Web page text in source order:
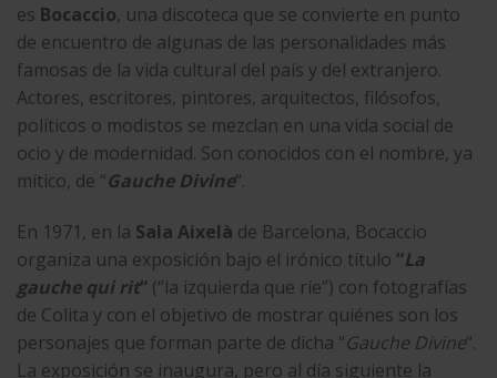
es Bocaccio, una discoteca que se convierte en punto
de encuentro de algunas de las personalidades más
famosas de la vida cultural del país y del extranjero.
Actores, escritores, pintores, arquitectos, filósofos,
políticos o modistos se mezclan en una vida social de
ocio y de modernidad. Son conocidos con el nombre, ya
mítico, de “Gauche Divine“.
En 1971, en la Sala Aixelà de Barcelona, Bocaccio
organiza una exposición bajo el irónico título “La
gauche qui rit“ (“la izquierda que ríe”) con fotografías
de Colita y con el objetivo de mostrar quiénes son los
personajes que forman parte de dicha “Gauche Divine“.
La exposición se inaugura, pero al día siguiente la